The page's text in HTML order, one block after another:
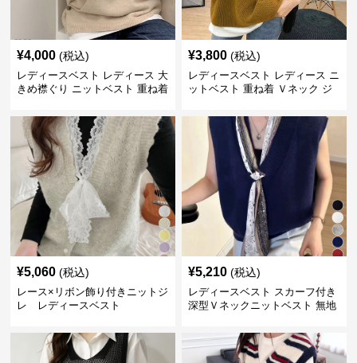
¥4,000 (税込)
レディースベスト レディース 大
きめ襟ぐり ニットベスト 重ね着
¥3,800 (税込)
レディースベスト レディース ニ
ットベスト 重ね着 Ｖネック ジ
¥5,060 (税込)
レース×リボン飾り付きニットジ
レ レディースベスト
¥5,210 (税込)
レディースベスト スカーフ付き
深型Ｖネックニットベスト 無地